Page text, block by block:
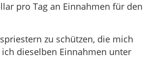
pro Tag an Einnahmen für den
zu schützen, die mich
dieselben Einnahmen unter